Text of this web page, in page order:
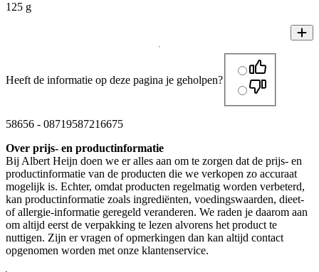
125 g
Heeft de informatie op deze pagina je geholpen?
58656 - 08719587216675
Over prijs- en productinformatie
Bij Albert Heijn doen we er alles aan om te zorgen dat de prijs- en
productinformatie van de producten die we verkopen zo accuraat
mogelijk is. Echter, omdat producten regelmatig worden verbeterd,
kan productinformatie zoals ingrediënten, voedingswaarden, dieet-
of allergie-informatie geregeld veranderen. We raden je daarom aan
om altijd eerst de verpakking te lezen alvorens het product te
nuttigen. Zijn er vragen of opmerkingen dan kan altijd contact
opgenomen worden met onze klantenservice.